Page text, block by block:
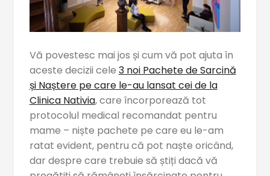
Vă povestesc mai jos și cum vă pot ajuta în
aceste decizii cele 3 noi Pachete de Sarcină
și Naștere pe care le-au lansat cei de la
Clinica Nativia, care încorporează tot
protocolul medical recomandat pentru
mame – niște pachete pe care eu le-am
ratat evident, pentru că pot naște oricând,
dar despre care trebuie să știți dacă vă